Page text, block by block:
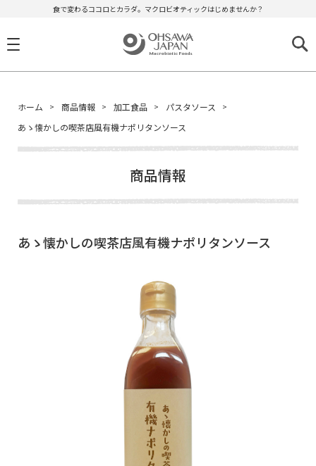
食で変わるココロとカラダ。マクロビオティックはじめませんか？
ホーム 商品情報 加工食品
パスタソース
あゝ懐かしの喫茶店風有機ナポリタンソース
商品情報
あゝ懐かしの喫茶店風有機ナポリタンソース